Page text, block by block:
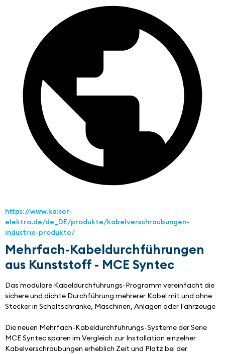
https://www.kaiser-
elektro.de/de_DE/produkte/kabelverschraubungen-
industrie-produkte/
Mehrfach-Kabeldurchführungen
aus Kunststoff - MCE Syntec
Das modulare Kabeldurchführungs-Programm vereinfacht die
sichere und dichte Durchführung mehrerer Kabel mit und ohne
Stecker in Schaltschränke, Maschinen, Anlagen oder Fahrzeuge
Die neuen Mehrfach-Kabeldurchführungs-Systeme der Serie
MCE Syntec sparen im Vergleich zur Installation einzelner
Kabelverschraubungen erheblich Zeit und Platz bei der